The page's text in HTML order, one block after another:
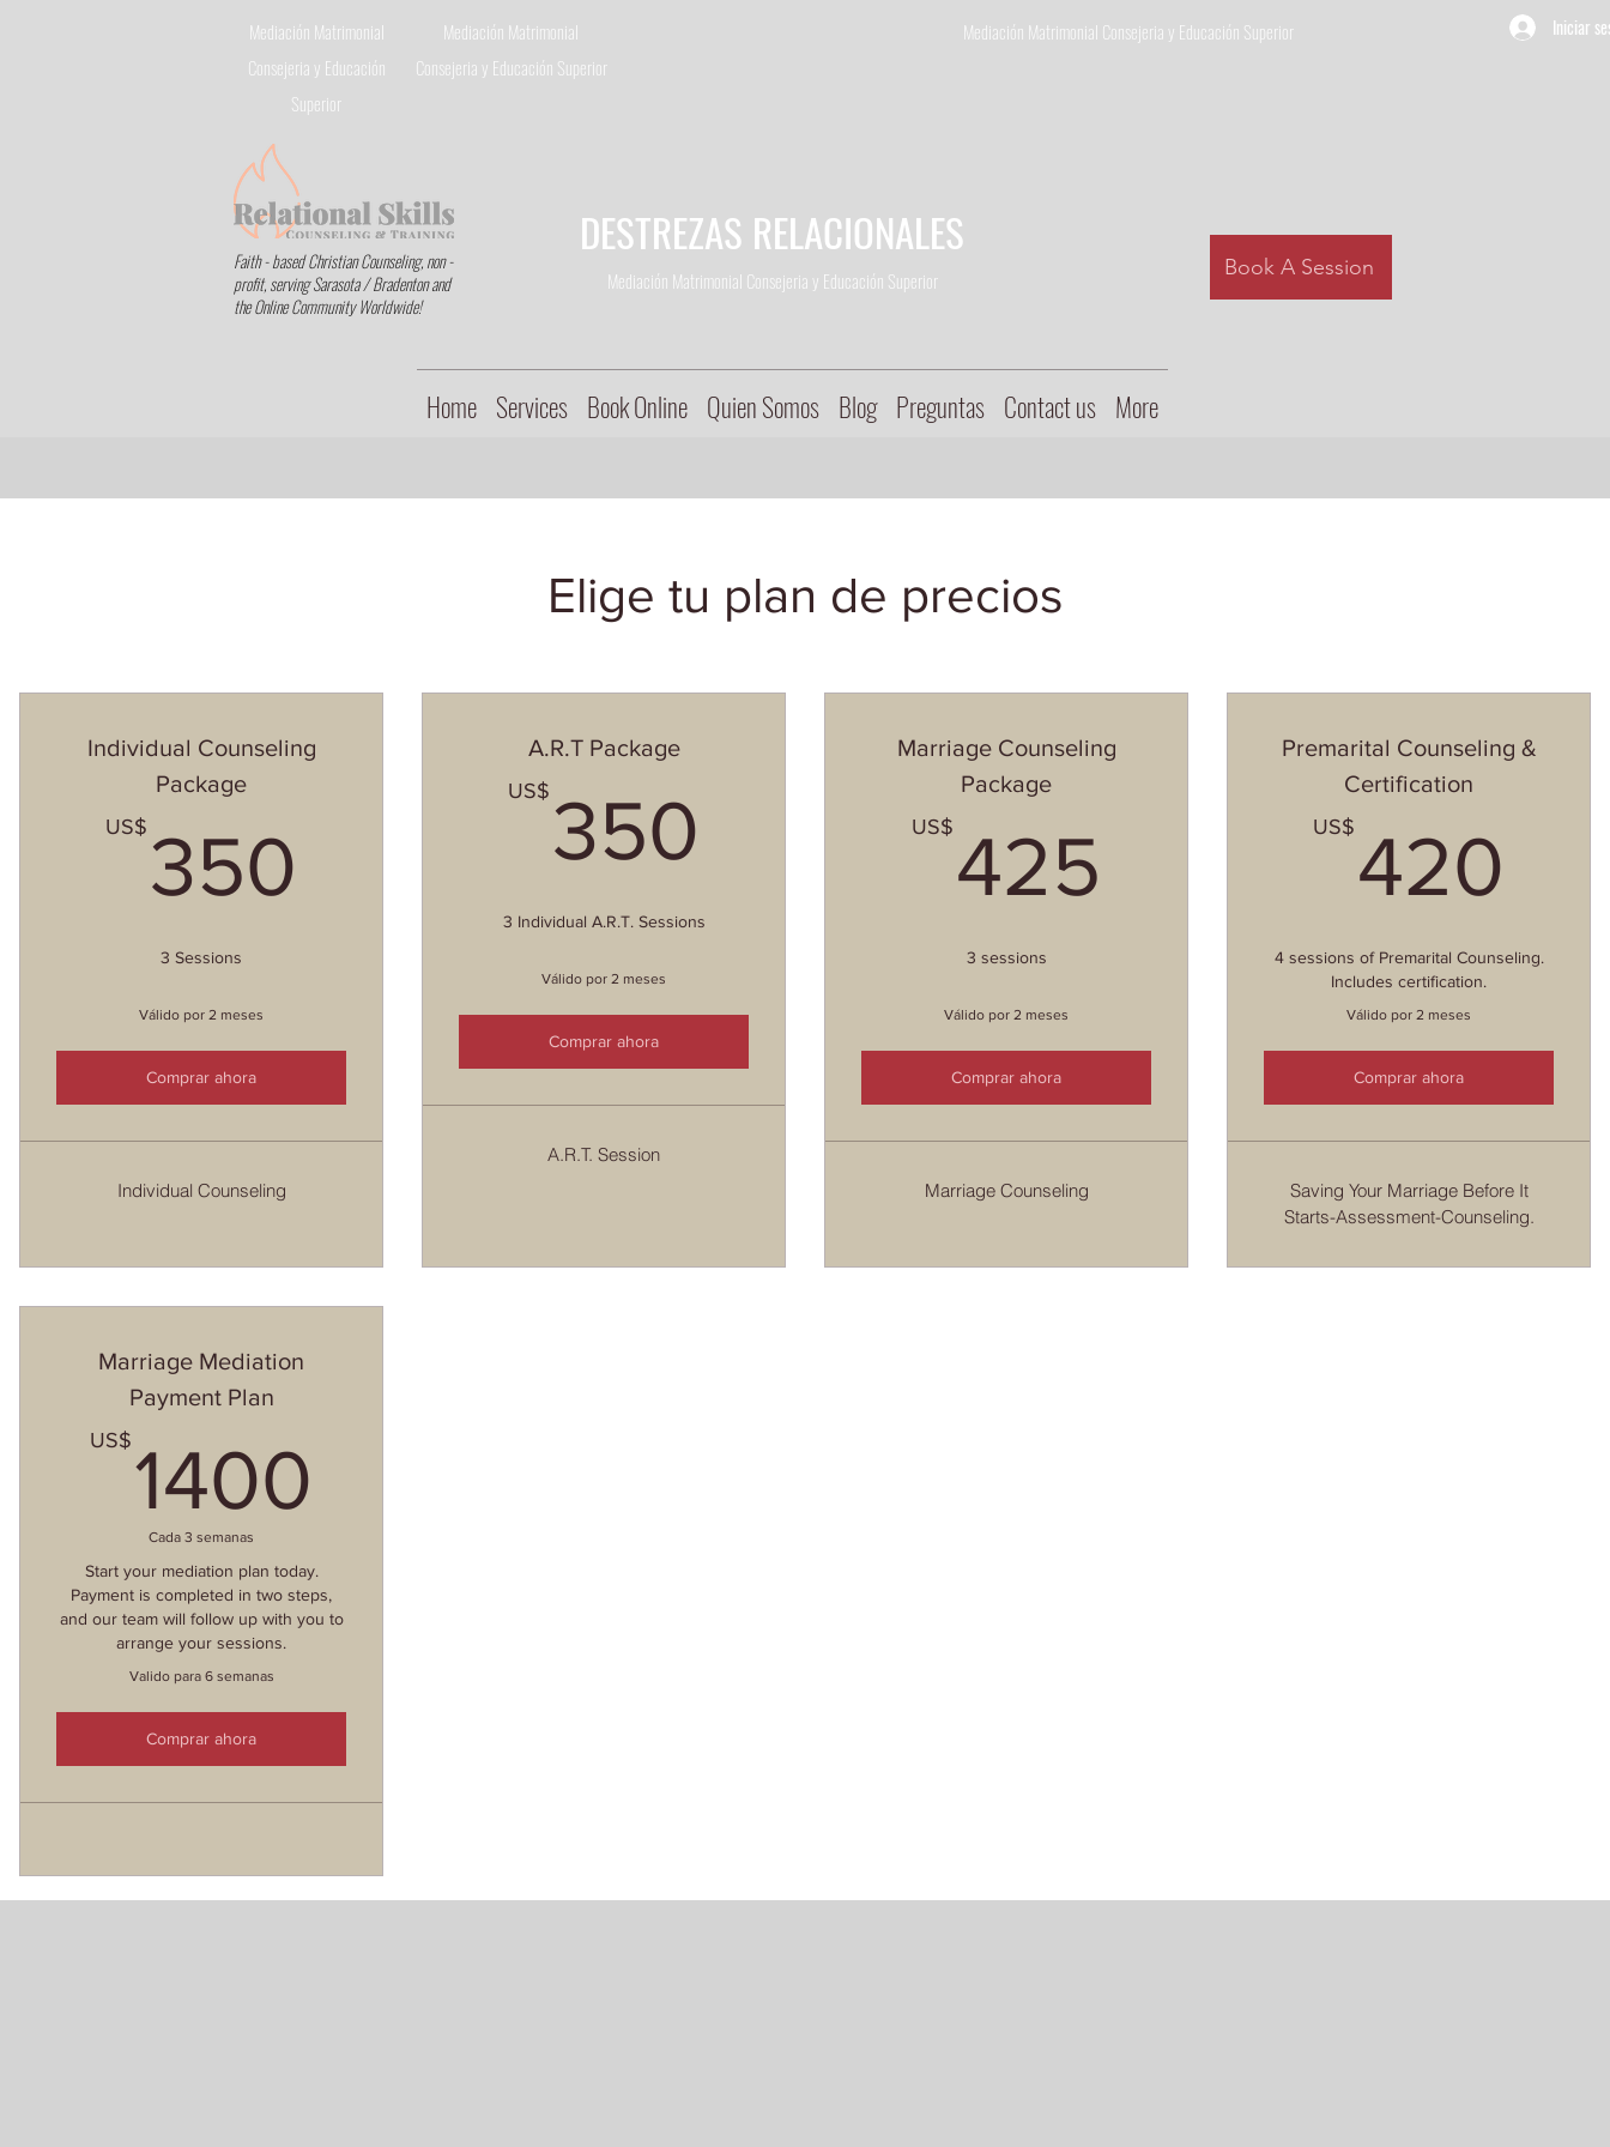
Mediación Matrimonial
Consejeria y Educación
Superior
Mediación Matrimonial
Consejeria y Educación Superior
Mediación Matrimonial Consejeria y Educación Superior Iniciar
DESTREZAS RELACIONALES
Mediación Matrimonial Consejeria y Educación Superior
Faith - based Christian Counseling, non -
profit, serving Sarasota / Bradenton and
the Online Community Worldwide!
Book A Session
Home Services Book Online Quien Somos Blog Preguntas Contact us More
Elige tu plan de precios
Individual Counseling
Package
US$ 350 350US$
3 Sessions
Válido por 2 meses
Comprar ahora
Individual Counseling
A.R.T Package
US$ 350 350US$
3 Individual A.R.T. Sessions
Válido por 2 meses
Comprar ahora
A.R.T. Session
Marriage Counseling
Package
US$ 425 425US$
3 sessions
Válido por 2 meses
Comprar ahora
Marriage Counseling
Premarital Counseling &
Certification
US$ 420
4 sessions of Premarital Counseling.
Includes certification.
Válido por 2 meses
Comprar ahora
Saving Your Marriage Before It
Starts-Assessment-Counseling.
Marriage Mediation
Payment Plan
US$ 1400
Cada 3 semanas
Start your mediation plan today.
Payment is completed in two steps,
and our team will follow up with you to
arrange your sessions.
Valido para 6 semanas
Comprar ahora